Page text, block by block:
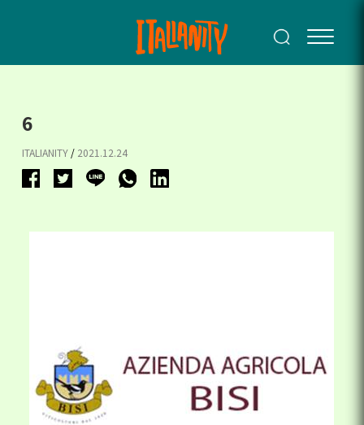
6
ITALIANITY / 2021.12.24